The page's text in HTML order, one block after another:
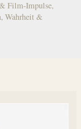
Film-Impulse,
, Wahrheit &